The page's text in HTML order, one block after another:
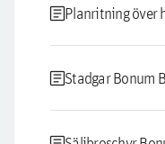
articlePlanritning över
articleStadgar Bonum